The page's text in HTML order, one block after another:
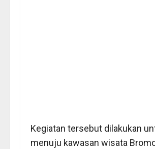
Kegiatan tersebut dilakukan
menuju kawasan wisata